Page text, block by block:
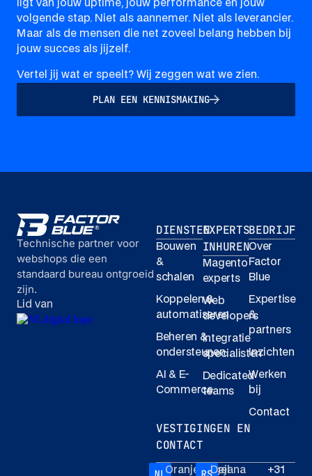
ligt van jouw uptime, jouw performance en jouw
volgende stap. Niet als aannemer. Niet als leverancier.
Maar als de mensen die net zoveel belang hebben bij
jouw succes als jijzelf.
Vertel jij wat er speelt? Wij zeggen wat we zien.
PLAN EEN KENNISMAKING
Technische partner voor
webshops die een
standaard bureau ontgroeid
zijn.
Lid van
DIENSTEN
Bouwen
&
schalen
Koppelen &
automatiseren
Beheren &
ondersteunen
AI & E-
Commerce
EXPERTS
INHUREN
Magento
experts
Web
developers
Integratie
specialisten
Dedicated
teams
BEDRIJF
Over
Factor
Blue
Expertise
&
partners
Inzichten
Werken
bij
Contact
VESTIGINGEN EN
CONTACT
Oranjesingel
Dejana
+31